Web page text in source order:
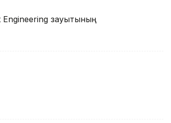
Engineering зауытының